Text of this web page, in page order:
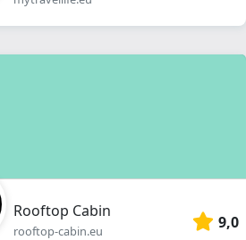
Rooftop Cabin
rooftop-cabin.eu 9,0